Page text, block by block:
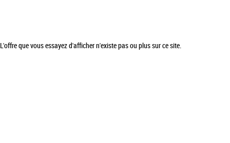
L'offre que vous essayez d'afficher n'existe pas ou plus sur ce site.